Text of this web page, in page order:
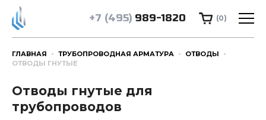
+7 (495) 989-1820 (0)
ГЛАВНАЯ ТРУБОПРОВОДНАЯ АРМАТУРА
ОТВОДЫ
ОТВОДЫ ГНУТЫЕ
Отводы гнутые для
трубопроводов